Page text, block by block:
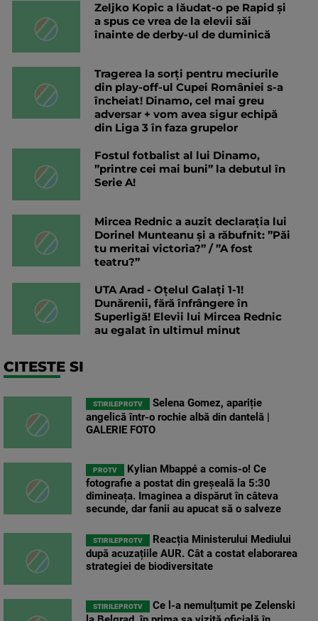
Zeljko Kopic a lăudat-o pe Rapid și
a spus ce vrea de la elevii săi
înainte de derby-ul de duminică
Tragerea la sorți pentru meciurile
din play-off-ul Cupei României s-a
încheiat! Dinamo, cel mai greu
adversar + vom avea sigur echipă
din Liga 3 în faza grupelor
Fostul fotbalist al lui Dinamo,
”printre cei mai buni” la debutul în
Serie A!
Mircea Rednic a auzit declarația lui
Dorinel Munteanu și a răbufnit: ”Păi
tu meritai victoria?” / ”A fost
teatru?”
UTA Arad - Oțelul Galați 1-1!
Dunărenii, fără înfrângere în
Superligă! Elevii lui Mircea Rednic
au egalat în ultimul minut
CITESTE SI
STIRILEPROTV
Selena Gomez, apariție
angelică într-o rochie albă din dantelă |
GALERIE FOTO
PROTV
Kylian Mbappé a comis-o! Ce
fotografie a postat din greșeală la 5:30
dimineața. Imaginea a dispărut în câteva
secunde, dar fanii au apucat să o salveze
STIRILEPROTV
Reacția Ministerului Mediului
după acuzațiile AUR. Cât a costat elaborarea
strategiei de biodiversitate
STIRILEPROTV
Ce l-a nemulțumit pe Zelenski